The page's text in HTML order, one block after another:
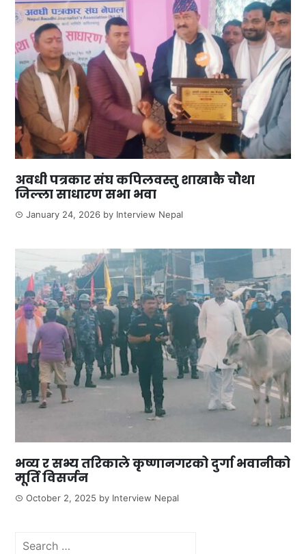
अवधी पत्रकार संघ कपिलवस्तु शाखाकै चौथा
जिल्ला साधारण सभा भवा
January 24, 2026 by Interview Nepal
भव्य र सभ्य तरिकाले कृष्णानगरको दुर्गा भवानीको
मूर्ति विसर्जन
October 2, 2025 by Interview Nepal
Search